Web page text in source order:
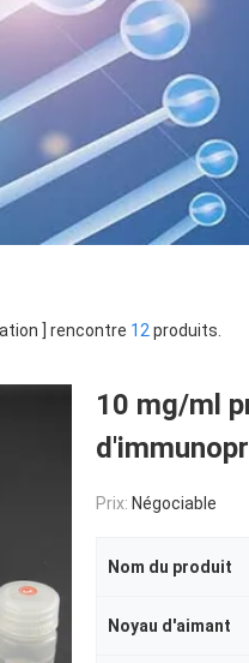
] rencontre 12 produits.
10 mg/ml
Prix: Négociable
Nom du produit
Noyau d'aimant